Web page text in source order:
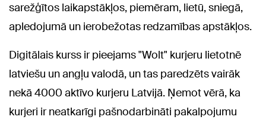
sarežģītos laikapstākļos, piemēram, lietū, sniegā,
apledojumā un ierobežotas redzamības apstākļos.
Digitālais kurss ir pieejams "Wolt" kurjeru lietotnē
latviešu un angļu valodā, un tas paredzēts vairāk
nekā 4000 aktīvo kurjeru Latvijā. Ņemot vērā, ka
kurjeri ir neatkarīgi pašnodarbināti pakalpojumu